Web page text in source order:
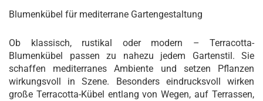
Blumenkübel für mediterrane Gartengestaltung
Ob klassisch, rustikal oder modern – Terracotta-
Blumenkübel passen zu nahezu jedem Gartenstil. Sie
schaffen mediterranes Ambiente und setzen Pflanzen
wirkungsvoll in Szene. Besonders eindrucksvoll wirken
große Terracotta-Kübel entlang von Wegen, auf Terrassen,